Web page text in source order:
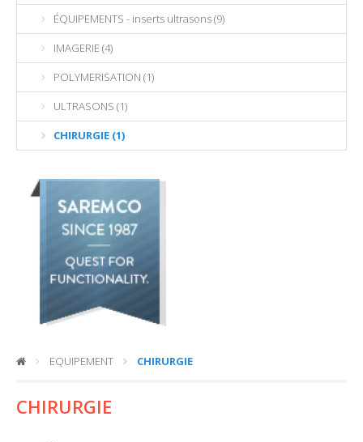
ÉQUIPEMENTS - inserts ultrasons (9)
IMAGERIE (4)
POLYMERISATION (1)
ULTRASONS (1)
CHIRURGIE (1)
EQUIPEMENT CHIRURGIE
CHIRURGIE